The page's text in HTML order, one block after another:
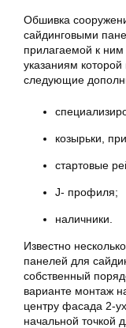
Обшивка
сайдинговыми
прилагаемой к ним
указаниям
следующие
козырьки,
стартовые
J- профиля;
наличники.
Известно
панелей для
собственный
варианте монтаж
центру фасада 2-
начальной точкой